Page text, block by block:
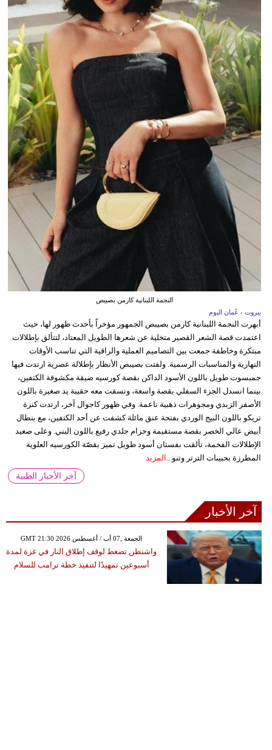
النجمة اللبنانية كارمن بصيبص
بيروت - عُمان اليوم
أبهرت النجمة اللبنانية كارمن بصيبص الجمهور مؤخراً بأحدث ظهور لها، حيث
اعتمدت قصة الشعر القصير متخلية عن شعرها الطويل المعتاد، لتتألق بإطلالات
مبتكرة وخاطفة جمعت بين التصاميم العملية والراقية التي تناسب الأوقات
النهارية والمناسبات الرسمية. ولفتت بصيبص الأنظار بإطلالة عصرية ارتدت فيها
جمبسوت طويل باللون الأسود الداكن بقصة كورسيه ضيقة مكشوفة الكتفين،
بينما انسدل الجزء السفلي بقصة واسعة، ونسقت معه حقيبة يد صغيرة باللون
الأصفر الزبدي ومجوهرات ذهبية ناعمة. وفي ظهور كاجوال آخر، ارتدت كنزة
تريكو باللون البيج الوردي بفتحة عنق مائلة كشفت عن أحد الكتفين، مع بنطال
أبيض عالي الخصر بقصة مستقيمة وحزام جلدي رفيع باللون البني. وعلى صعيد
الإطلالات الفخمة، تألقت بفستان أسود طويل تميز بقصّة الكورسيه العلوية
المطرزة بحبيبات الترتر وتنو... المزيد
آخر الأخبار الطبية
آخر الأخبار
GMT 21:30 2026 الجمعة ,07 آب / أغسطس
واشنطن تضغط لوقف إطلاق النار في غزة لمدة
أسبوعين تمهيدًا لتنفيذ خطة ترامب للسلام